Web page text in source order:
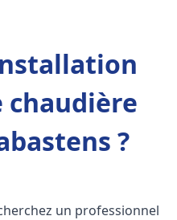
chaudière
?
un professionnel